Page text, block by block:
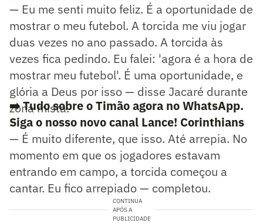
— Eu me senti muito feliz. É a oportunidade de
mostrar o meu futebol. A torcida me viu jogar
duas vezes no ano passado. A torcida às
vezes fica pedindo. Eu falei: 'agora é a hora de
mostrar meu futebol'. É uma oportunidade, e
glória a Deus por isso — disse Jacaré durante
zona mista.
➡️ Tudo sobre o Timão agora no WhatsApp.
Siga o nosso novo canal Lance! Corinthians
— É muito diferente, que isso. Até arrepia. No
momento em que os jogadores estavam
entrando em campo, a torcida começou a
cantar. Eu fico arrepiado — completou.
CONTINUA
APÓS A
PUBLICIDADE